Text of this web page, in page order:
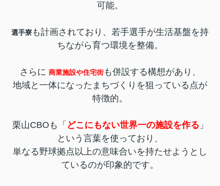
可能。
選手寮も計画されており、若手選手が生活基盤を持
ちながら育つ環境を整備。
さらに 商業施設や住宅街も併設する構想があり、
地域と一体になったまちづくりを狙っている点が
特徴的。
栗山CBOも「 どこにもない世界一の施設を作る 」
という言葉を使っており、
単なる野球拠点以上の意味合いを持たせようとし
ているのが印象的です。